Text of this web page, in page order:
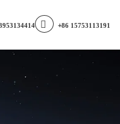
+86 15753113191